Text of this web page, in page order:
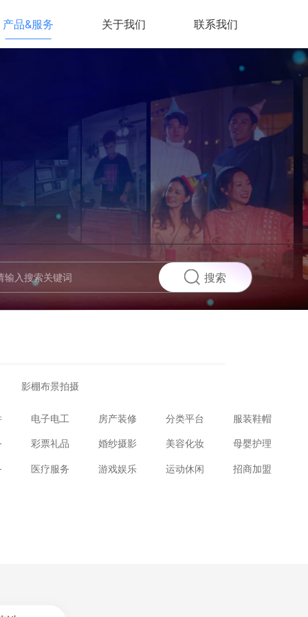
产品&服务 关于我们 联系我们
搜索
影棚布景拍摄
电子电工 房产装修 分类平台 服装鞋帽
彩票礼品 婚纱摄影 美容化妆 母婴护理
医疗服务 游戏娱乐 运动休闲 招商加盟